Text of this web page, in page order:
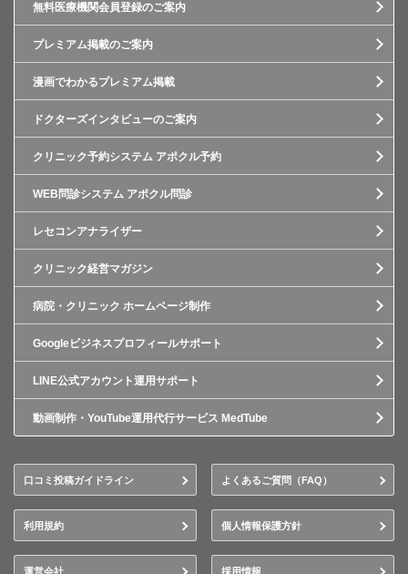
無料医療機関会員登録のご案内
プレミアム掲載のご案内
漫画でわかるプレミアム掲載
ドクターズインタビューのご案内
クリニック予約システム アポクル予約
WEB問診システム アポクル問診
レセコンアナライザー
クリニック経営マガジン
病院・クリニック ホームページ制作
Googleビジネスプロフィールサポート
LINE公式アカウント運用サポート
動画制作・YouTube運用代行サービス MedTube
口コミ投稿ガイドライン よくあるご質問（FAQ）
利用規約 個人情報保護方針
運営会社 採用情報